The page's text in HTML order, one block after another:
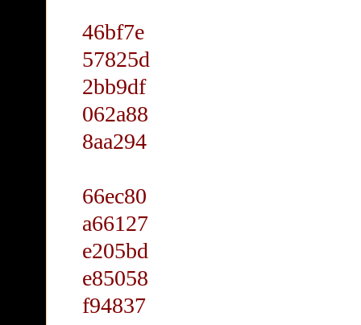
46bf7e
57825d
2bb9df
062a88
8aa294
66ec80
a66127
e205bd
e85058
f94837